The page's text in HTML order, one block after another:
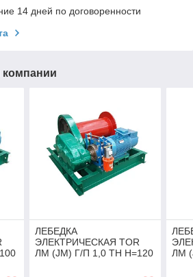
14 дней по договоренности
ЛЕБЕДКА
ЭЛЕКТРИЧЕСКАЯ TOR
ЛМ (JM) Г/П 1,0 ТН Н=120
ЛМ